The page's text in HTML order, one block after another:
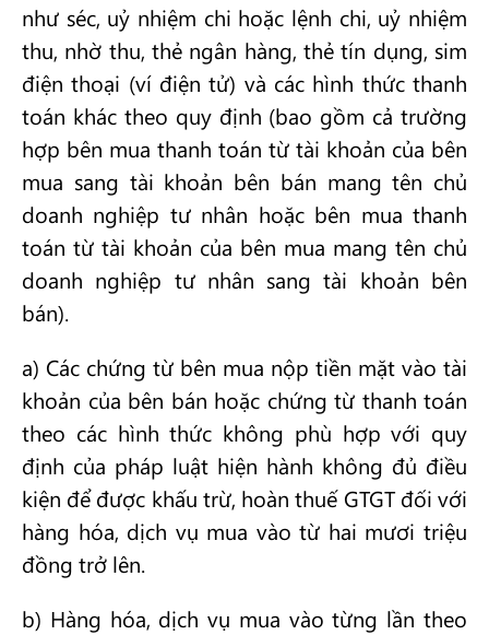
như séc, uỷ nhiệm chi hoặc lệnh chi, uỷ nhiệm
thu, nhờ thu, thẻ ngân hàng, thẻ tín dụng, sim
điện thoại (ví điện tử) và các hình thức thanh
toán khác theo quy định (bao gồm cả trường
hợp bên mua thanh toán từ tài khoản của bên
mua sang tài khoản bên bán mang tên chủ
doanh nghiệp tư nhân hoặc bên mua thanh
toán từ tài khoản của bên mua mang tên chủ
doanh nghiệp tư nhân sang tài khoản bên
bán).
a) Các chứng từ bên mua nộp tiền mặt vào tài
khoản của bên bán hoặc chứng từ thanh toán
theo các hình thức không phù hợp với quy
định của pháp luật hiện hành không đủ điều
kiện để được khấu trừ, hoàn thuế GTGT đối với
hàng hóa, dịch vụ mua vào từ hai mươi triệu
đồng trở lên.
b) Hàng hóa, dịch vụ mua vào từng lần theo